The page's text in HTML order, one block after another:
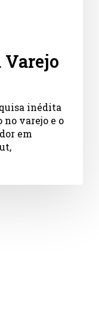
Varejo
inédita
no varejo e o
em